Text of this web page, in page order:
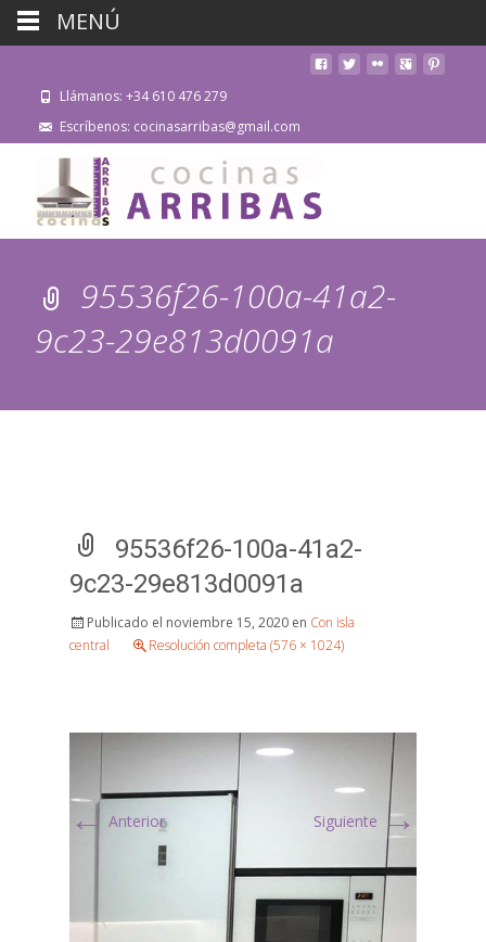
Llámanos: +34 610 476 279
Escríbenos: cocinasarribas@gmail.com
95536f26-100a-41a2-
9c23-29e813d0091a
95536f26-100a-41a2-
9c23-29e813d0091a
Publicado el noviembre 15, 2020 en Con isla
central
Resolución completa (576 × 1024)
← Anterior Siguiente →
MENÚ